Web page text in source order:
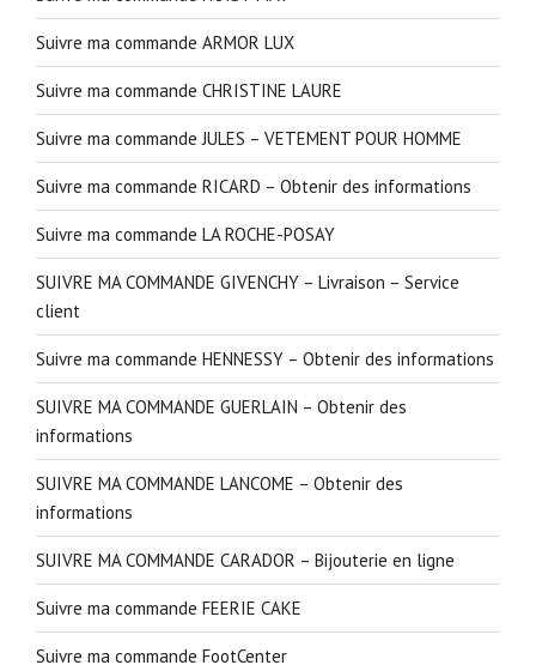
Suivre ma commande ARMOR LUX
Suivre ma commande CHRISTINE LAURE
Suivre ma commande JULES – VETEMENT POUR HOMME
Suivre ma commande RICARD – Obtenir des informations
Suivre ma commande LA ROCHE-POSAY
SUIVRE MA COMMANDE GIVENCHY – Livraison – Service
client
Suivre ma commande HENNESSY – Obtenir des informations
SUIVRE MA COMMANDE GUERLAIN – Obtenir des
informations
SUIVRE MA COMMANDE LANCOME – Obtenir des
informations
SUIVRE MA COMMANDE CARADOR – Bijouterie en ligne
Suivre ma commande FEERIE CAKE
Suivre ma commande FootCenter